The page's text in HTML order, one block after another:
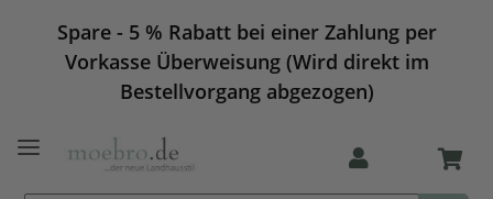
Spare - 5 % Rabatt bei einer Zahlung per
Vorkasse Überweisung (Wird direkt im
Bestellvorgang abgezogen)